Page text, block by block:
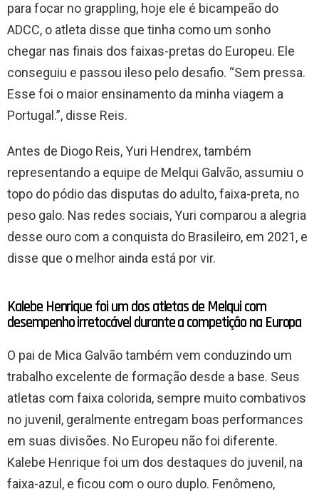
para focar no grappling, hoje ele é bicampeão do
ADCC, o atleta disse que tinha como um sonho
chegar nas finais dos faixas-pretas do Europeu. Ele
conseguiu e passou ileso pelo desafio. “Sem pressa.
Esse foi o maior ensinamento da minha viagem a
Portugal.”, disse Reis.
Antes de Diogo Reis, Yuri Hendrex, também
representando a equipe de Melqui Galvão, assumiu o
topo do pódio das disputas do adulto, faixa-preta, no
peso galo. Nas redes sociais, Yuri comparou a alegria
desse ouro com a conquista do Brasileiro, em 2021, e
disse que o melhor ainda está por vir.
Kalebe Henrique foi um dos atletas de Melqui com
desempenho irretocável durante a competição na Europa
O pai de Mica Galvão também vem conduzindo um
trabalho excelente de formação desde a base. Seus
atletas com faixa colorida, sempre muito combativos
no juvenil, geralmente entregam boas performances
em suas divisões. No Europeu não foi diferente.
Kalebe Henrique foi um dos destaques do juvenil, na
faixa-azul, e ficou com o ouro duplo. Fenômeno,